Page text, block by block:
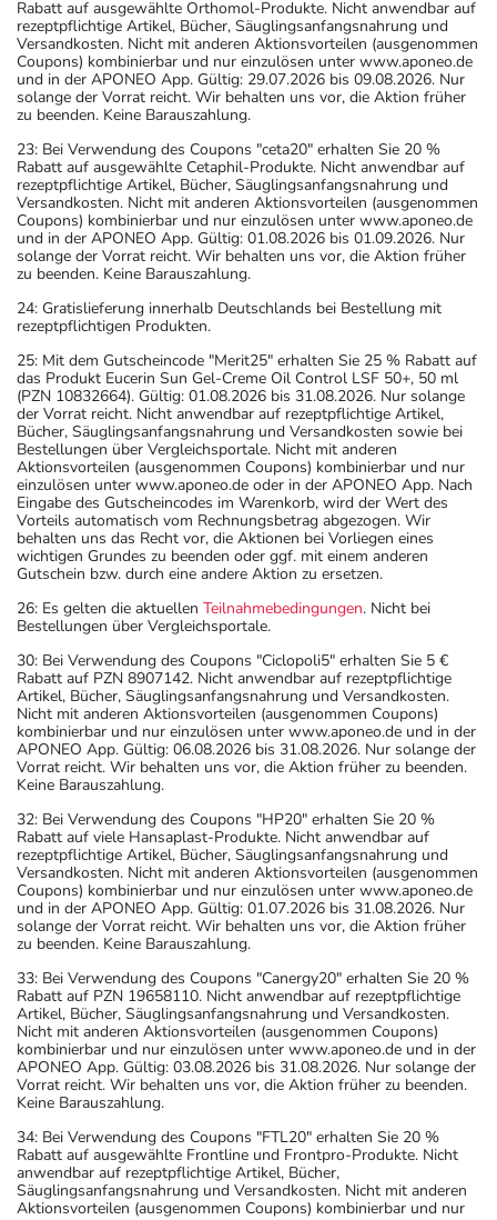
Rabatt auf ausgewählte Orthomol-Produkte. Nicht anwendbar auf
rezeptpflichtige Artikel, Bücher, Säuglingsanfangsnahrung und
Versandkosten. Nicht mit anderen Aktionsvorteilen (ausgenommen
Coupons) kombinierbar und nur einzulösen unter www.aponeo.de
und in der APONEO App. Gültig: 29.07.2026 bis 09.08.2026. Nur
solange der Vorrat reicht. Wir behalten uns vor, die Aktion früher
zu beenden. Keine Barauszahlung.
23: Bei Verwendung des Coupons "ceta20" erhalten Sie 20 %
Rabatt auf ausgewählte Cetaphil-Produkte. Nicht anwendbar auf
rezeptpflichtige Artikel, Bücher, Säuglingsanfangsnahrung und
Versandkosten. Nicht mit anderen Aktionsvorteilen (ausgenommen
Coupons) kombinierbar und nur einzulösen unter www.aponeo.de
und in der APONEO App. Gültig: 01.08.2026 bis 01.09.2026. Nur
solange der Vorrat reicht. Wir behalten uns vor, die Aktion früher
zu beenden. Keine Barauszahlung.
24: Gratislieferung innerhalb Deutschlands bei Bestellung mit
rezeptpflichtigen Produkten.
25: Mit dem Gutscheincode "Merit25" erhalten Sie 25 % Rabatt auf
das Produkt Eucerin Sun Gel-Creme Oil Control LSF 50+, 50 ml
(PZN 10832664). Gültig: 01.08.2026 bis 31.08.2026. Nur solange
der Vorrat reicht. Nicht anwendbar auf rezeptpflichtige Artikel,
Bücher, Säuglingsanfangsnahrung und Versandkosten sowie bei
Bestellungen über Vergleichsportale. Nicht mit anderen
Aktionsvorteilen (ausgenommen Coupons) kombinierbar und nur
einzulösen unter www.aponeo.de oder in der APONEO App. Nach
Eingabe des Gutscheincodes im Warenkorb, wird der Wert des
Vorteils automatisch vom Rechnungsbetrag abgezogen. Wir
behalten uns das Recht vor, die Aktionen bei Vorliegen eines
wichtigen Grundes zu beenden oder ggf. mit einem anderen
Gutschein bzw. durch eine andere Aktion zu ersetzen.
26: Es gelten die aktuellen Teilnahmebedingungen. Nicht bei
Bestellungen über Vergleichsportale.
30: Bei Verwendung des Coupons "Ciclopoli5" erhalten Sie 5 €
Rabatt auf PZN 8907142. Nicht anwendbar auf rezeptpflichtige
Artikel, Bücher, Säuglingsanfangsnahrung und Versandkosten.
Nicht mit anderen Aktionsvorteilen (ausgenommen Coupons)
kombinierbar und nur einzulösen unter www.aponeo.de und in der
APONEO App. Gültig: 06.08.2026 bis 31.08.2026. Nur solange der
Vorrat reicht. Wir behalten uns vor, die Aktion früher zu beenden.
Keine Barauszahlung.
32: Bei Verwendung des Coupons "HP20" erhalten Sie 20 %
Rabatt auf viele Hansaplast-Produkte. Nicht anwendbar auf
rezeptpflichtige Artikel, Bücher, Säuglingsanfangsnahrung und
Versandkosten. Nicht mit anderen Aktionsvorteilen (ausgenommen
Coupons) kombinierbar und nur einzulösen unter www.aponeo.de
und in der APONEO App. Gültig: 01.07.2026 bis 31.08.2026. Nur
solange der Vorrat reicht. Wir behalten uns vor, die Aktion früher
zu beenden. Keine Barauszahlung.
33: Bei Verwendung des Coupons "Canergy20" erhalten Sie 20 %
Rabatt auf PZN 19658110. Nicht anwendbar auf rezeptpflichtige
Artikel, Bücher, Säuglingsanfangsnahrung und Versandkosten.
Nicht mit anderen Aktionsvorteilen (ausgenommen Coupons)
kombinierbar und nur einzulösen unter www.aponeo.de und in der
APONEO App. Gültig: 03.08.2026 bis 31.08.2026. Nur solange der
Vorrat reicht. Wir behalten uns vor, die Aktion früher zu beenden.
Keine Barauszahlung.
34: Bei Verwendung des Coupons "FTL20" erhalten Sie 20 %
Rabatt auf ausgewählte Frontline und Frontpro-Produkte. Nicht
anwendbar auf rezeptpflichtige Artikel, Bücher,
Säuglingsanfangsnahrung und Versandkosten. Nicht mit anderen
Aktionsvorteilen (ausgenommen Coupons) kombinierbar und nur